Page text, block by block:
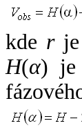
kde rje
H(α) je